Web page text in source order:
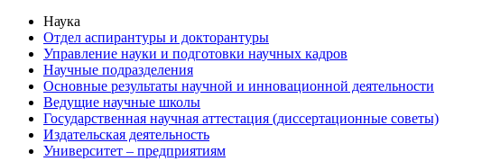
Наука
Отдел аспирантуры и докторантуры
Управление науки и подготовки научных кадров
Научные подразделения
Основные результаты научной и инновационной деятельности
Ведущие научные школы
Государственная научная аттестация (диссертационные советы)
Издательская деятельность
Университет – предприятиям